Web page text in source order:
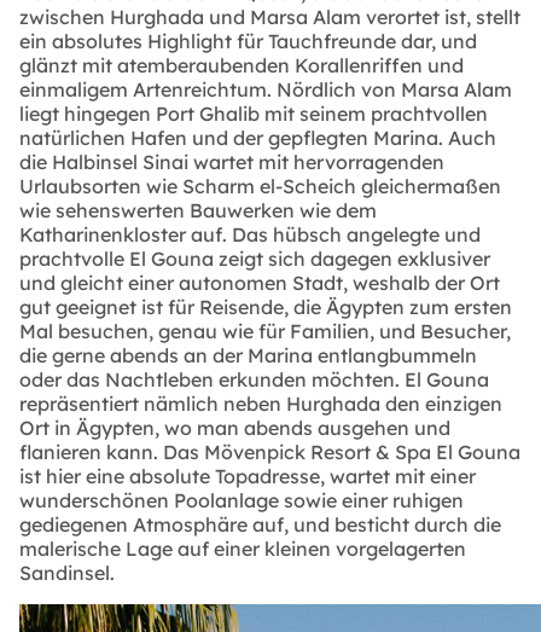
zwischen Hurghada und Marsa Alam verortet ist, stellt
ein absolutes Highlight für Tauchfreunde dar, und
glänzt mit atemberaubenden Korallenriffen und
einmaligem Artenreichtum. Nördlich von Marsa Alam
liegt hingegen Port Ghalib mit seinem prachtvollen
natürlichen Hafen und der gepflegten Marina. Auch
die Halbinsel Sinai wartet mit hervorragenden
Urlaubsorten wie Scharm el-Scheich gleichermaßen
wie sehenswerten Bauwerken wie dem
Katharinenkloster auf. Das hübsch angelegte und
prachtvolle El Gouna zeigt sich dagegen exklusiver
und gleicht einer autonomen Stadt, weshalb der Ort
gut geeignet ist für Reisende, die Ägypten zum ersten
Mal besuchen, genau wie für Familien, und Besucher,
die gerne abends an der Marina entlangbummeln
oder das Nachtleben erkunden möchten. El Gouna
repräsentiert nämlich neben Hurghada den einzigen
Ort in Ägypten, wo man abends ausgehen und
flanieren kann. Das Mövenpick Resort & Spa El Gouna
ist hier eine absolute Topadresse, wartet mit einer
wunderschönen Poolanlage sowie einer ruhigen
gediegenen Atmosphäre auf, und besticht durch die
malerische Lage auf einer kleinen vorgelagerten
Sandinsel.